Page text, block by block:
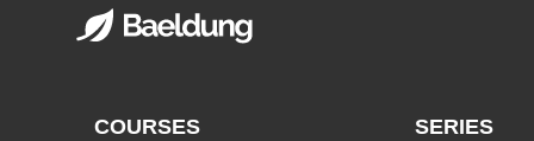
COURSES SERIES